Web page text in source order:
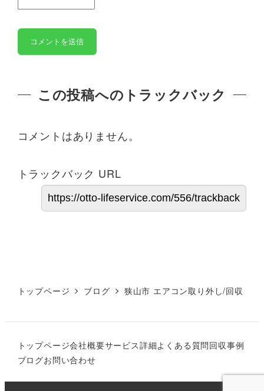
この投稿へのトラックバック
コメントはありません。
トラックバック URL
トップページ ブログ 狭山市 エアコン取り外し/回収
トップページ会社概要サービス詳細よくある質問回収事例
ブログお問い合わせ